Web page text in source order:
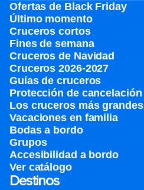
Ofertas de Black Friday
Último momento
Cruceros cortos
Fines de semana
Cruceros de Navidad
Cruceros 2026-2027
Guías de cruceros
Protección de cancelación
Los cruceros más grandes
Vacaciones en familia
Bodas a bordo
Grupos
Accesibilidad a bordo
Ver catálogo
Destinos